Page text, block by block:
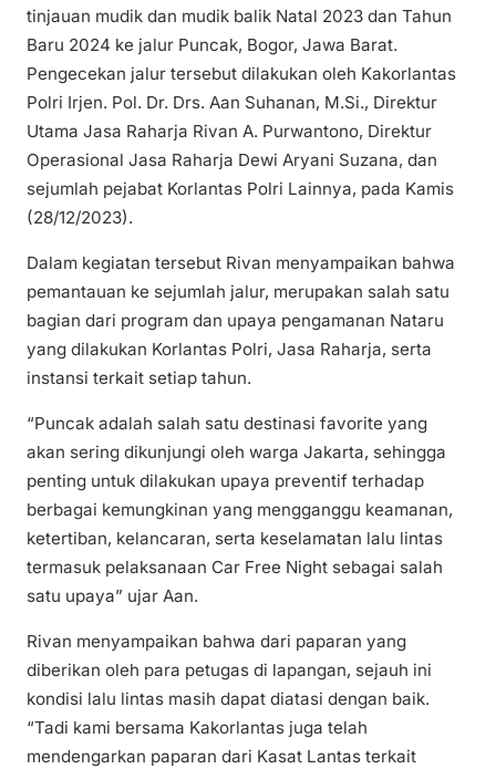
tinjauan mudik dan mudik balik Natal 2023 dan Tahun
Baru 2024 ke jalur Puncak, Bogor, Jawa Barat.
Pengecekan jalur tersebut dilakukan oleh Kakorlantas
Polri Irjen. Pol. Dr. Drs. Aan Suhanan, M.Si., Direktur
Utama Jasa Raharja Rivan A. Purwantono, Direktur
Operasional Jasa Raharja Dewi Aryani Suzana, dan
sejumlah pejabat Korlantas Polri Lainnya, pada Kamis
(28/12/2023).
Dalam kegiatan tersebut Rivan menyampaikan bahwa
pemantauan ke sejumlah jalur, merupakan salah satu
bagian dari program dan upaya pengamanan Nataru
yang dilakukan Korlantas Polri, Jasa Raharja, serta
instansi terkait setiap tahun.
“Puncak adalah salah satu destinasi favorite yang
akan sering dikunjungi oleh warga Jakarta, sehingga
penting untuk dilakukan upaya preventif terhadap
berbagai kemungkinan yang mengganggu keamanan,
ketertiban, kelancaran, serta keselamatan lalu lintas
termasuk pelaksanaan Car Free Night sebagai salah
satu upaya” ujar Aan.
Rivan menyampaikan bahwa dari paparan yang
diberikan oleh para petugas di lapangan, sejauh ini
kondisi lalu lintas masih dapat diatasi dengan baik.
“Tadi kami bersama Kakorlantas juga telah
mendengarkan paparan dari Kasat Lantas terkait